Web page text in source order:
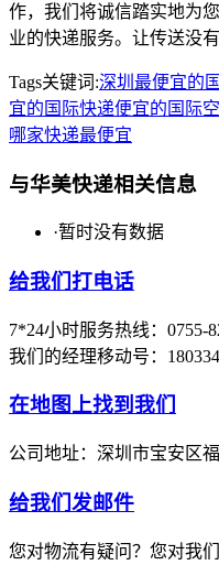
作，我们将诚信踏实地为
业的快递服务。让传送没
Tags关键词:深圳最便宜的
宜的国际快递便宜的国际
哪家快递最便宜
与华美快递相关信息
·暂时没有数据
给我们打电话
7*24小时服务热线：0755-
我们的经理移动号：
在地图上找到我们
公司地址：深圳市宝安区
给我们发邮件
您对物流有疑问？您对我